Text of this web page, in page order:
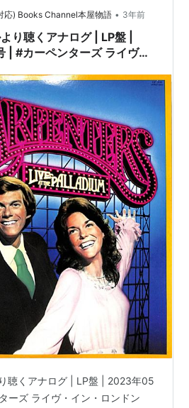
応) Books Channel本屋物語 • 3年前
り聴くアナログ | LP盤 |
ーペンターズ ライヴ・
インサート / 写真集付 | 盤面
=良好,EX |
聴くアナログ | LP盤 | 2023年05
ーズ ライヴ・イン・ロンドン